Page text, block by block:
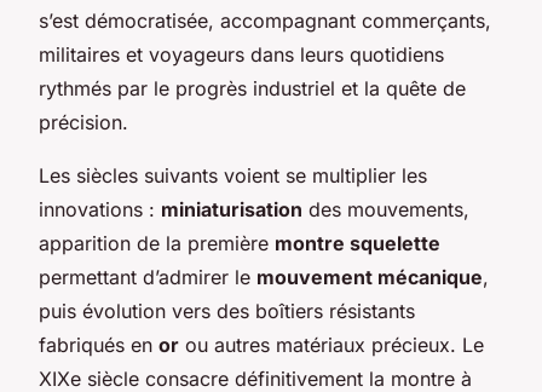
s’est démocratisée, accompagnant commerçants,
militaires et voyageurs dans leurs quotidiens
rythmés par le progrès industriel et la quête de
précision.
Les siècles suivants voient se multiplier les
innovations : miniaturisation des mouvements,
apparition de la première montre squelette
permettant d’admirer le mouvement mécanique,
puis évolution vers des boîtiers résistants
fabriqués en or ou autres matériaux précieux. Le
XIXe siècle consacre définitivement la montre à